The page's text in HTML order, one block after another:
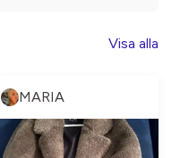
Visa alla
MARIA